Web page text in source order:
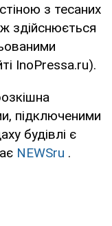
з тесаних
здійснюється
InoPressa.ru).
підключеними
будівлі є
NEWSru .